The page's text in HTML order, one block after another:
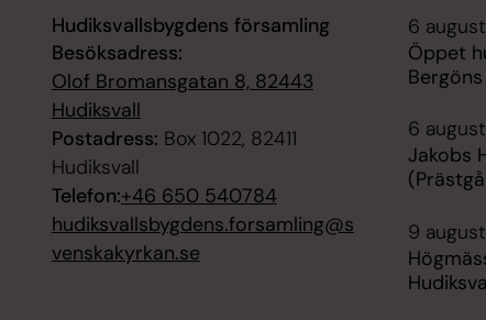
Hudiksvallsbygdens församling
Besöksadress:
Olof Bromansgatan 8, 82443
Hudiksvall
Postadress: Box 1022, 82411
Hudiksvall
Telefon:+46 650 540784
hudiksvallsbygdens.forsamling@s
venskakyrkan.se
6
Öppet
6
Jakobs
9